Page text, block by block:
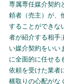
専属専任媒介契約
頼者（売主）が、
することができな
者が紹介する相手
い媒介契約をいい
に全面的に任せる
依頼を受けた業者
横取りの心配がな